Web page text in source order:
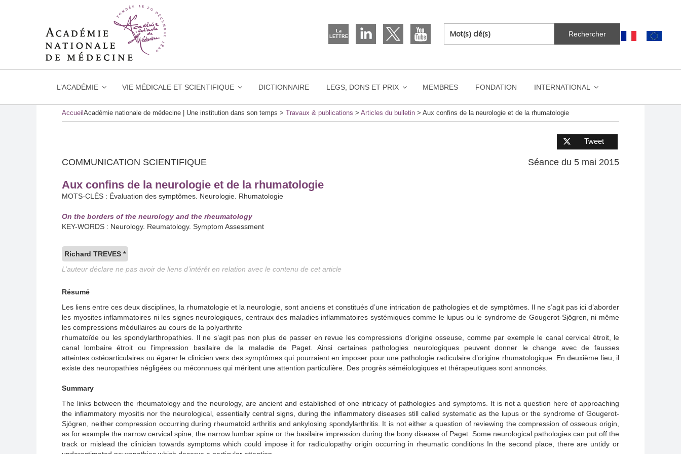
L’ACADÉMIE VIE MÉDICALE ET SCIENTIFIQUE DICTIONNAIRE LEGS, DONS ET PRIX MEMBRES FONDATION INTERNATIONAL
Accueil Académie nationale de médecine | Une institution dans son temps > Travaux & publications > Articles du bulletin > Aux confins de la neurologie et de la rhumatologie
Tweet
COMMUNICATION SCIENTIFIQUE Séance du 5 mai 2015
Aux confins de la neurologie et de la rhumatologie
MOTS-CLÉS : Évaluation des symptômes. Neurologie. Rhumatologie
On the borders of the neurology and the rheumatology
KEY-WORDS : Neurology. Reumatology. Symptom Assessment
Richard TREVES *
L’auteur déclare ne pas avoir de liens d’intérêt en relation avec le contenu de cet article
Résumé
Les liens entre ces deux disciplines, la rhumatologie et la neurologie, sont anciens et constitués d’une intrication de pathologies et de symptômes. Il ne s’agit pas ici d’aborder
les myosites inflammatoires ni les signes neurologiques, centraux des maladies inflammatoires systémiques comme le lupus ou le syndrome de Gougerot-Sjögren, ni même
les compressions médullaires au cours de la polyarthrite
rhumatoïde ou les spondylarthropathies. Il ne s’agit pas non plus de passer en revue les compressions d’origine osseuse, comme par exemple le canal cervical étroit, le
canal lombaire étroit ou l’impression basilaire de la maladie de Paget. Ainsi certaines pathologies neurologiques peuvent donner le change avec de fausses
atteintes ostéoarticulaires ou égarer le clinicien vers des symptômes qui pourraient en imposer pour une pathologie radiculaire d’origine rhumatologique. En deuxième lieu, il
existe des neuropathies négligées ou méconnues qui méritent une attention particulière. Des progrès séméiologiques et thérapeutiques sont annoncés.
Summary
The links between the rheumatology and the neurology, are ancient and established of one intricacy of pathologies and symptoms. It is not a question here of approaching
the inflammatory myositis nor the neurological, essentially central signs, during the inflammatory diseases still called systematic as the lupus or the syndrome of Gougerot-
Sjögren, neither compression occurring during rheumatoid arthritis and ankylosing spondylarthritis. It is not either a question of reviewing the compression of osseous origin,
as for example the narrow cervical spine, the narrow lumbar spine or the basilaire impression during the bony disease of Paget. Some neurological pathologies can put off the
track or mislead the clinician towards symptoms which could impose it for radiculopathy origin occurring in rheumatic conditions In the second place, there are untidy or